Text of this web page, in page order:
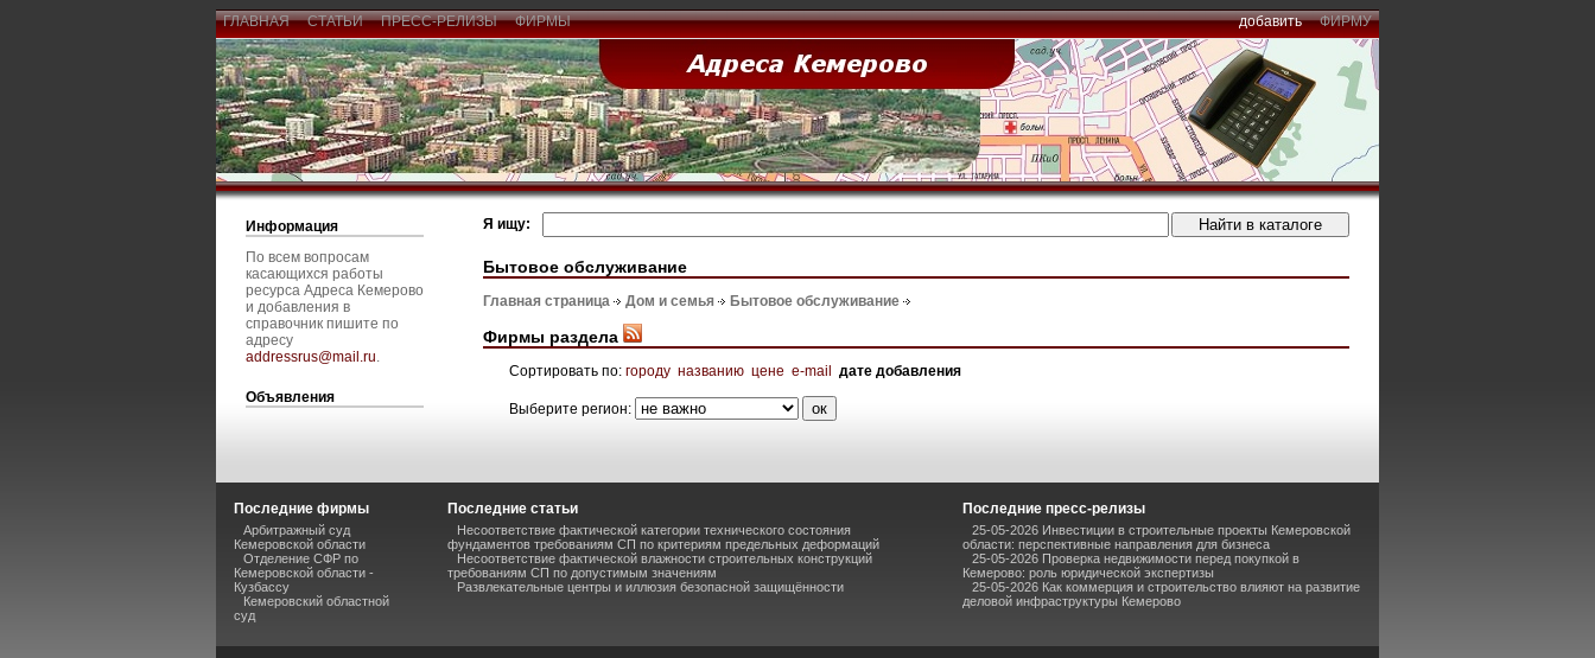
ГЛАВНАЯ СТАТЬИ ПРЕСС-РЕЛИЗЫ ФИРМЫ добавить ФИРМУ
Информация
По всем вопросам
касающихся работы
ресурса Адреса Кемерово
и добавления в
справочник пишите по
адресу
addressrus@mail.ru.
Объявления
Я ищу:
Бытовое обслуживание
Главная страница Дом и семья Бытовое обслуживание
Фирмы раздела
Сортировать по: городу названию цене e-mail дате добавления
Выберите регион:
Последние фирмы
Арбитражный суд
Кемеровской области
Отделение СФР по
Кемеровской области -
Кузбассу
Кемеровский областной
суд
Последние статьи
Несоответствие фактической категории технического состояния
фундаментов требованиям СП по критериям предельных деформаций
Несоответствие фактической влажности строительных конструкций
требованиям СП по допустимым значениям
Развлекательные центры и иллюзия безопасной защищённости
Последние пресс-релизы
25-05-2026 Инвестиции в строительные проекты Кемеровской
области: перспективные направления для бизнеса
25-05-2026 Проверка недвижимости перед покупкой в
Кемерово: роль юридической экспертизы
25-05-2026 Как коммерция и строительство влияют на развитие
деловой инфраструктуры Кемерово